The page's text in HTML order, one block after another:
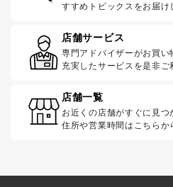
すすめトピックスをお届け
店舗サービス
専門アドバイザーがお買い
充実したサービスを是非ご
店舗一覧
お近くの店舗がすぐに見つ
住所や営業時間はこちらか